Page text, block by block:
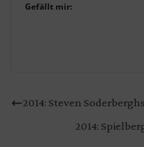
Gefällt mir:
2014: Steven
2014: